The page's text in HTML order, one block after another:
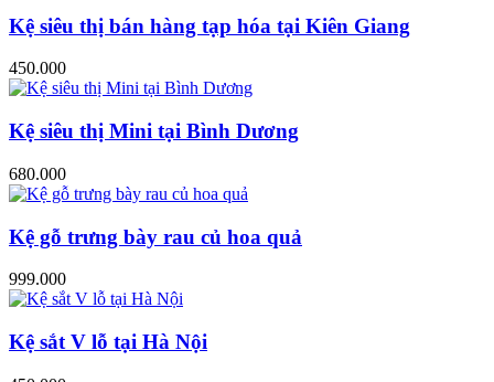
Kệ siêu thị bán hàng tạp hóa tại Kiên Giang
450.000
Kệ siêu thị Mini tại Bình Dương
680.000
Kệ gỗ trưng bày rau củ hoa quả
999.000
Kệ sắt V lỗ tại Hà Nội